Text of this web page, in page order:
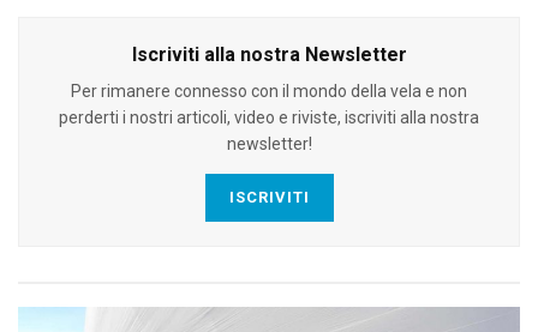
Iscriviti alla nostra Newsletter
Per rimanere connesso con il mondo della vela e non
perderti i nostri articoli, video e riviste, iscriviti alla nostra
newsletter!
ISCRIVITI